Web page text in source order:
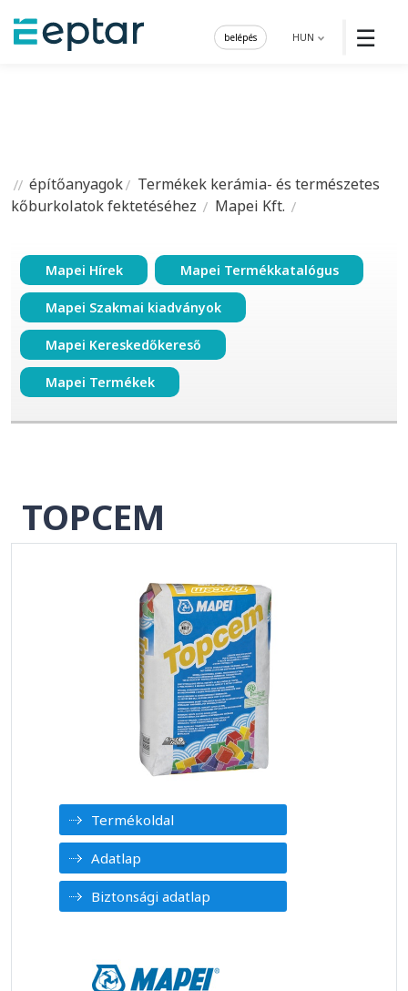
☰
HUN
belépés
építőanyagok
Termékek kerámia- és természetes
kőburkolatok fektetéséhez
Mapei Kft.
Mapei Hírek Mapei Termékkatalógus
Mapei Szakmai kiadványok
Mapei Kereskedőkereső
Mapei Termékek
TOPCEM
Termékoldal
Adatlap
Biztonsági adatlap